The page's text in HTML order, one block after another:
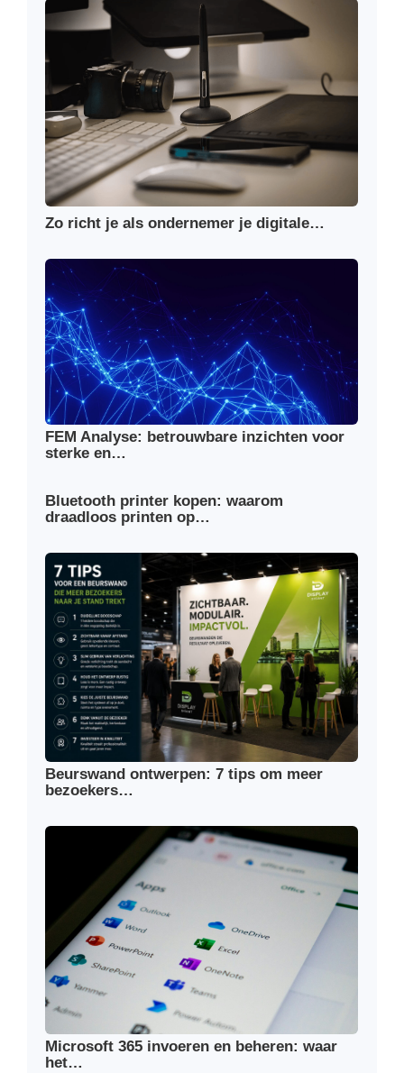
Zo richt je als ondernemer je digitale…
FEM Analyse: betrouwbare inzichten voor
sterke en…
Bluetooth printer kopen: waarom
draadloos printen op…
Beurswand ontwerpen: 7 tips om meer
bezoekers…
Microsoft 365 invoeren en beheren: waar
het…